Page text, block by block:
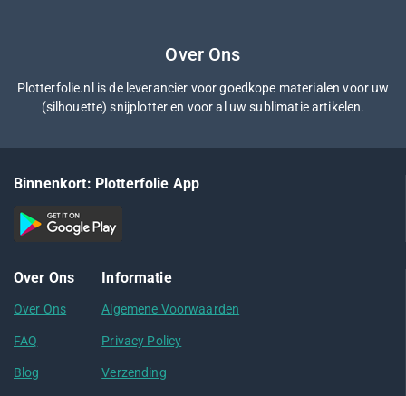
Over Ons
Plotterfolie.nl is de leverancier voor goedkope materialen voor uw
(silhouette) snijplotter en voor al uw sublimatie artikelen.
Binnenkort: Plotterfolie App
Over Ons
Over Ons
FAQ
Blog
Informatie
Algemene Voorwaarden
Privacy Policy
Verzending